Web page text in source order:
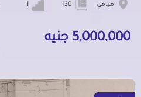
ميامي
5,000,000 جنيه